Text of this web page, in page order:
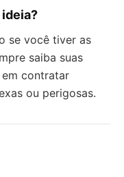
se você tiver as
saiba suas
em contratar
ou perigosas.